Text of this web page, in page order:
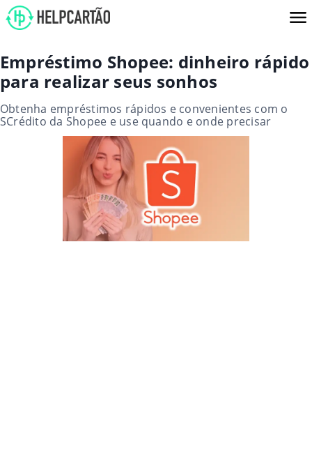
Empréstimo Shopee: dinheiro rápido
para realizar seus sonhos
Obtenha empréstimos rápidos e convenientes com o
SCrédito da Shopee e use quando e onde precisar